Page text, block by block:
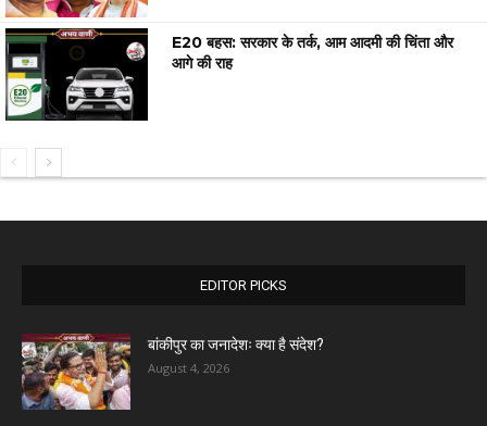
E20 बहस: सरकार के तर्क, आम आदमी की चिंता और
आगे की राह
EDITOR PICKS
बांकीपुर का जनादेशः क्या है संदेश?
August 4, 2026